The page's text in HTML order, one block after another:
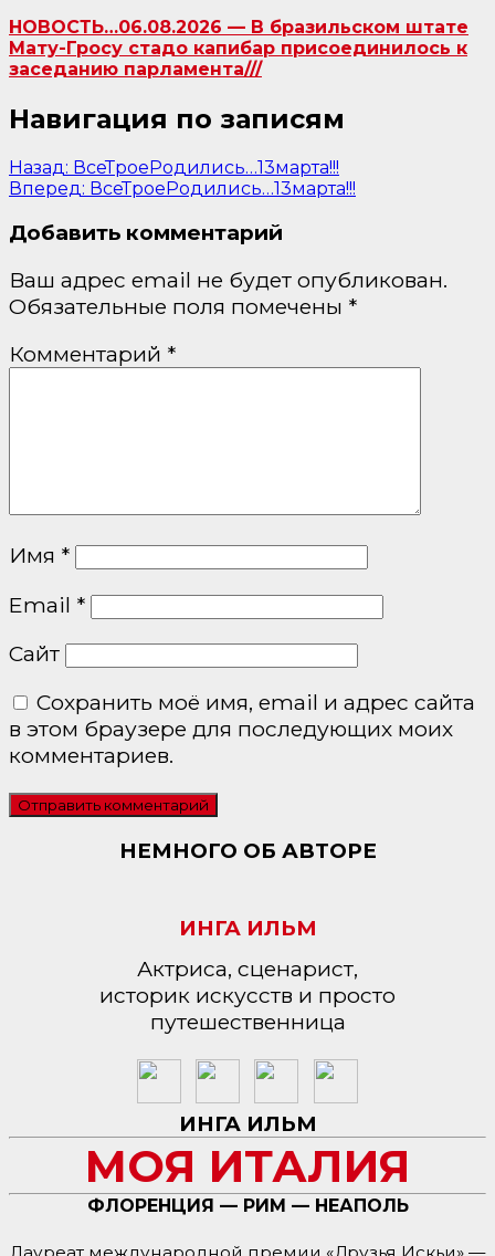
НОВОСТЬ…06.08.2026 — В бразильском штате
Мату-Гросу стадо капибар присоединилось к
заседанию парламента///
Навигация по записям
Назад: ВсеТроеРодились…13марта!!!
Вперед: ВсеТроеРодились…13марта!!!
Добавить комментарий
Ваш адрес email не будет опубликован.
Обязательные поля помечены *
Комментарий *
Имя *
Email *
Сайт
Сохранить моё имя, email и адрес сайта
в этом браузере для последующих моих
комментариев.
НЕМНОГО ОБ АВТОРЕ
ИНГА ИЛЬМ
Актриса, сценарист,
историк искусств и просто
путешественница
ИНГА ИЛЬМ
МОЯ ИТАЛИЯ
ФЛОРЕНЦИЯ — РИМ — НЕАПОЛЬ